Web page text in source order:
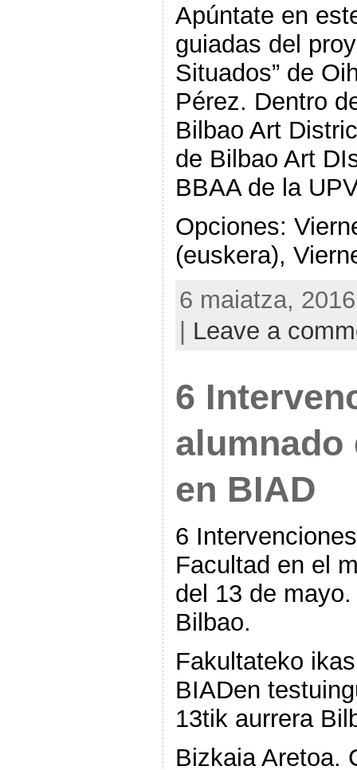
Apúntate en
guiadas del
Situados” de
Pérez. Dentro
Bilbao Art
de Bilbao Art
BBAA de la
Opciones:
(euskera),
6 maiatza,
| Leave a
6
alumnado
en BIAD
6
Facultad en el
del 13 de
Bilbao.
Fakultateko
BIADen
13tik aurrera
Bizkaia Aretoa.